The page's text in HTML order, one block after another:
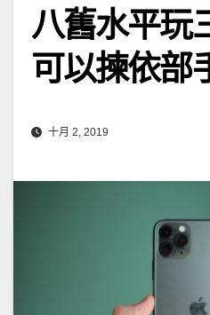
八舊水平玩
可以揀依部
十月 2, 2019